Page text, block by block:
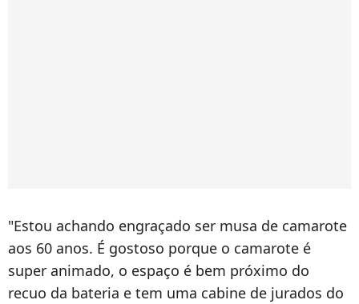
"Estou achando engraçado ser musa de camarote
aos 60 anos. É gostoso porque o camarote é
super animado, o espaço é bem próximo do
recuo da bateria e tem uma cabine de jurados do